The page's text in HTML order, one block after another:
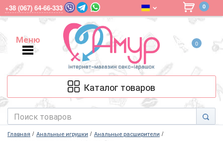
+38 (067) 64-66-333 0
Меню
Меню
0
Каталог товаров
Главная Анальные игрушки
Анальные расширители